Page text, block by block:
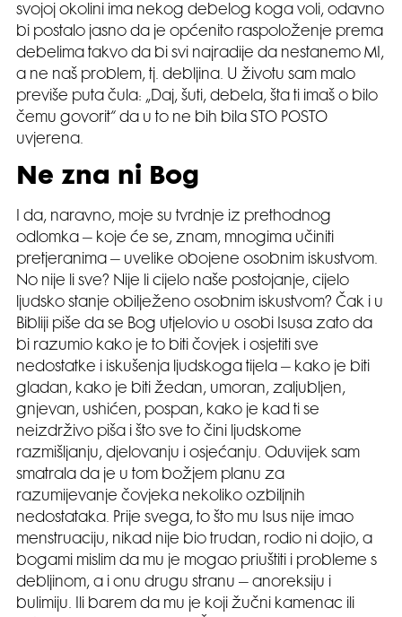
svojoj okolini ima nekog debelog koga voli, odavno
bi postalo jasno da je općenito raspoloženje prema
debelima takvo da bi svi najradije da nestanemo MI,
a ne naš problem, tj. debljina. U životu sam malo
previše puta čula: „Daj, šuti, debela, šta ti imaš o bilo
čemu govorit“ da u to ne bih bila STO POSTO
uvjerena.
Ne zna ni Bog
I da, naravno, moje su tvrdnje iz prethodnog
odlomka – koje će se, znam, mnogima učiniti
pretjeranima – uvelike obojene osobnim iskustvom.
No nije li sve? Nije li cijelo naše postojanje, cijelo
ljudsko stanje obilježeno osobnim iskustvom? Čak i u
Bibliji piše da se Bog utjelovio u osobi Isusa zato da
bi razumio kako je to biti čovjek i osjetiti sve
nedostatke i iskušenja ljudskoga tijela – kako je biti
gladan, kako je biti žedan, umoran, zaljubljen,
gnjevan, ushićen, pospan, kako je kad ti se
neizdrživo piša i što sve to čini ljudskome
razmišljanju, djelovanju i osjećanju. Oduvijek sam
smatrala da je u tom božjem planu za
razumijevanje čovjeka nekoliko ozbiljnih
nedostataka. Prije svega, to što mu Isus nije imao
menstruaciju, nikad nije bio trudan, rodio ni dojio, a
bogami mislim da mu je mogao priuštiti i probleme s
debljinom, a i onu drugu stranu – anoreksiju i
bulimiju. Ili barem da mu je koji žučni kamenac ili